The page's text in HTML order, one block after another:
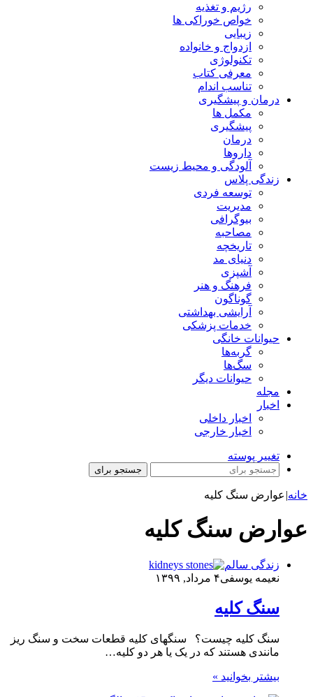
رژیم و تغذیه
خواص خوراکی ها
زیبایی
ازدواج و خانواده
تکنولوژی
معرفی کتاب
تناسب اندام
درمان و پیشگیری
مکمل ها
پیشگیری
درمان
داروها
آلودگی و محیط زیست
زندگی پلاس
توسعه فردی
مدیریت
بیوگرافی
مصاحبه
تاریخچه
دنیای مد
آشپزی
فرهنگ و هنر
گوناگون
آرایشی بهداشتی
خدمات پزشکی
حیوانات خانگی
گربه‌ها
سگ‌ها
حیوانات دیگر
مجله
اخبار
اخبار داخلی
اخبار خارجی
تغییر پوسته
جستجو برای
خانه| عوارض سنگ کلیه
عوارض سنگ کلیه
زندگی سالم
نعیمه یوسفی۴ مرداد, ۱۳۹۹
سنگ کلیه
سنگ کلیه چیست؟ سنگهای کلیه قطعات سخت و سنگ ریز
مانندی هستند که در یک یا هر دو کلیه…
بیشتر بخوانید »